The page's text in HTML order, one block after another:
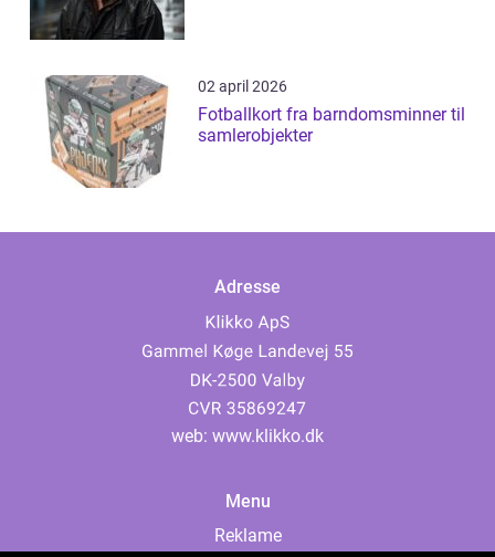
02 april 2026
Fotballkort fra barndomsminner til
samlerobjekter
Adresse
web: www.klikko.dk
Menu
Reklame